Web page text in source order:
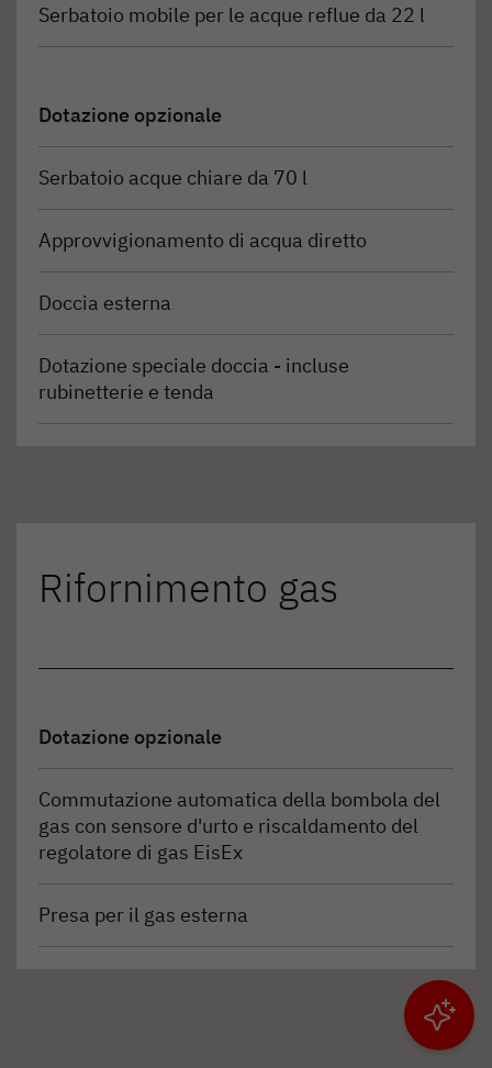
Serbatoio mobile per le acque reflue da 22 l
Dotazione opzionale
Serbatoio acque chiare da 70 l
Approvvigionamento di acqua diretto
Doccia esterna
Dotazione speciale doccia - incluse
rubinetterie e tenda
Rifornimento gas
Dotazione opzionale
Commutazione automatica della bombola del
gas con sensore d'urto e riscaldamento del
regolatore di gas EisEx
Presa per il gas esterna